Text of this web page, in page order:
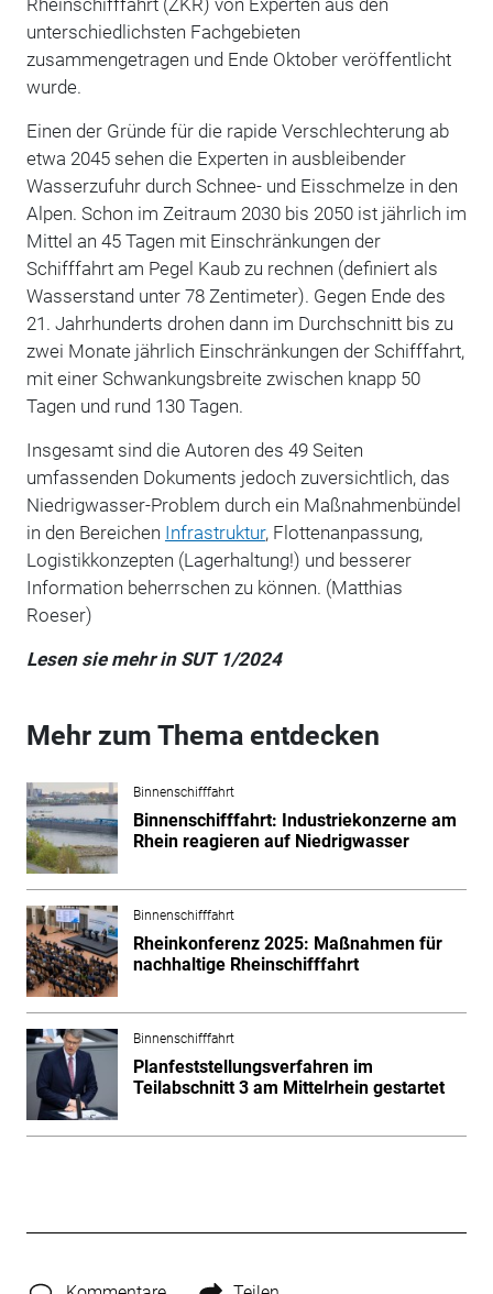
unterschiedlichsten Fachgebieten
zusammengetragen und Ende Oktober veröffentlicht
wurde.
Einen der Gründe für die rapide Verschlechterung ab
etwa 2045 sehen die Experten in ausbleibender
Wasserzufuhr durch Schnee- und Eisschmelze in den
Alpen. Schon im Zeitraum 2030 bis 2050 ist jährlich im
Mittel an 45 Tagen mit Einschränkungen der
Schifffahrt am Pegel Kaub zu rechnen (definiert als
Wasserstand unter 78 Zentimeter). Gegen Ende des
21. Jahrhunderts drohen dann im Durchschnitt bis zu
zwei Monate jährlich Einschränkungen der Schifffahrt,
mit einer Schwankungsbreite zwischen knapp 50
Tagen und rund 130 Tagen.
Insgesamt sind die Autoren des 49 Seiten
umfassenden Dokuments jedoch zuversichtlich, das
Niedrigwasser-Problem durch ein Maßnahmenbündel
in den Bereichen Infrastruktur, Flottenanpassung,
Logistikkonzepten (Lagerhaltung!) und besserer
Information beherrschen zu können. (Matthias
Roeser)
Lesen sie mehr in SUT 1/2024
Mehr zum Thema entdecken
Binnenschifffahrt
Binnenschifffahrt: Industriekonzerne am
Rhein reagieren auf Niedrigwasser
Binnenschifffahrt
Rheinkonferenz 2025: Maßnahmen für
nachhaltige Rheinschifffahrt
Binnenschifffahrt
Planfeststellungsverfahren im
Teilabschnitt 3 am Mittelrhein gestartet